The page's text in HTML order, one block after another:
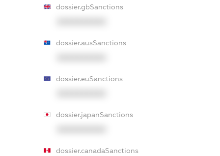
dossier.gbSanctions
dossier.ausSanctions
dossier.euSanctions
dossier.japanSanctions
dossier.canadaSanctions